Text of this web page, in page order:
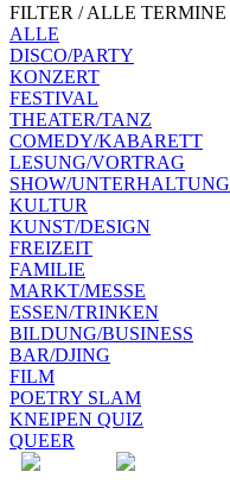
FILTER / ALLE TERMINE
ALLE
DISCO/PARTY
KONZERT
FESTIVAL
THEATER/TANZ
COMEDY/KABARETT
LESUNG/VORTRAG
SHOW/UNTERHALTUNG
KULTUR
KUNST/DESIGN
FREIZEIT
FAMILIE
MARKT/MESSE
ESSEN/TRINKEN
BILDUNG/BUSINESS
BAR/DJING
FILM
POETRY SLAM
KNEIPEN QUIZ
QUEER